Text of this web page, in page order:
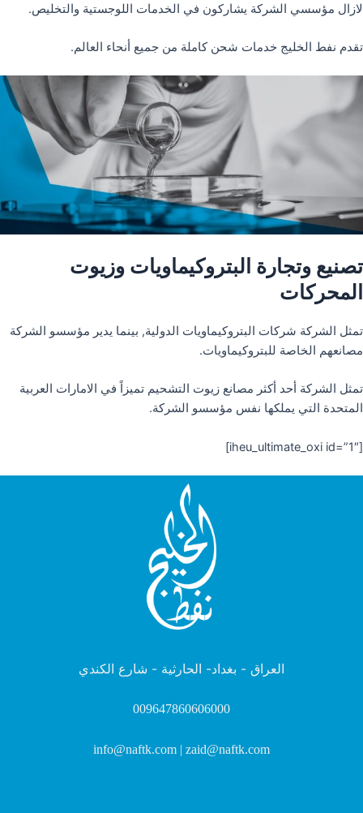
لازال مؤسسي الشركة يشاركون في الخدمات اللوجستية والتخليص.
تقدم نفط الخليج خدمات شحن كاملة من جميع أنحاء العالم.
تصنيع وتجارة البتروكيماويات وزيوت
المحركات
تمثل الشركة شركات البتروكيماويات الدولية, بينما يدير مؤسسو الشركة
مصانعهم الخاصة للبتروكيماويات.
تمثل الشركة أحد أكثر مصانع زيوت التشحيم تميزاً في الامارات العربية
المتحدة التي يملكها نفس مؤسسو الشركة.
[iheu_ultimate_oxi id=”1″]
العراق - بغداد- الحارثية - شارع الكندي
009647860606000
info@naftk.com | zaid@naftk.com